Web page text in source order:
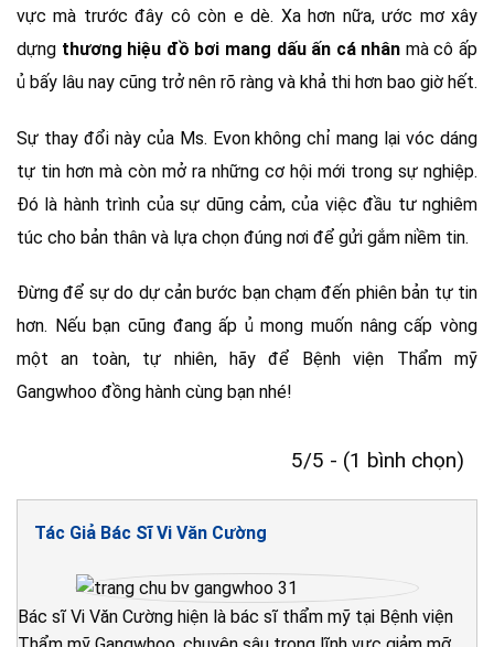
vực mà trước đây cô còn e dè. Xa hơn nữa, ước mơ xây
dựng thương hiệu đồ bơi mang dấu ấn cá nhân mà cô ấp
ủ bấy lâu nay cũng trở nên rõ ràng và khả thi hơn bao giờ hết.
Sự thay đổi này của Ms. Evon không chỉ mang lại vóc dáng
tự tin hơn mà còn mở ra những cơ hội mới trong sự nghiệp.
Đó là hành trình của sự dũng cảm, của việc đầu tư nghiêm
túc cho bản thân và lựa chọn đúng nơi để gửi gắm niềm tin.
Đừng để sự do dự cản bước bạn chạm đến phiên bản tự tin
hơn. Nếu bạn cũng đang ấp ủ mong muốn nâng cấp vòng
một an toàn, tự nhiên, hãy để Bệnh viện Thẩm mỹ
Gangwhoo đồng hành cùng bạn nhé!
5/5 - (1 bình chọn)
Tác Giả Bác Sĩ Vi Văn Cường
Bác sĩ Vi Văn Cường hiện là bác sĩ thẩm mỹ tại Bệnh viện